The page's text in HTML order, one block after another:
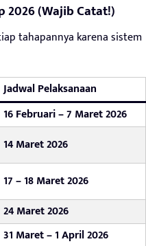
2026 (Wajib Catat!)
tahapannya karena sistem
Jadwal Pelaksanaan
16 Februari – 7 Maret 2026
14 Maret 2026
17 – 18 Maret 2026
24 Maret 2026
31 Maret – 1 April 2026